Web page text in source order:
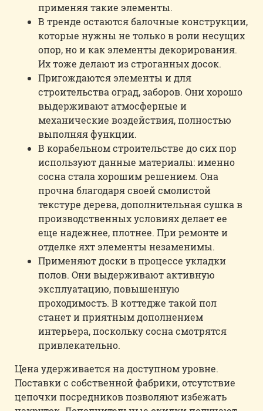
применяя такие элементы.
В тренде остаются балочные конструкции,
которые нужны не только в роли несущих
опор, но и как элементы декорирования.
Их тоже делают из строганных досок.
Пригождаются элементы и для
строительства оград, заборов. Они хорошо
выдерживают атмосферные и
механические воздействия, полностью
выполняя функции.
В корабельном строительстве до сих пор
используют данные материалы: именно
сосна стала хорошим решением. Она
прочна благодаря своей смолистой
текстуре дерева, дополнительная сушка в
производственных условиях делает ее
еще надежнее, плотнее. При ремонте и
отделке яхт элементы незаменимы.
Применяют доски в процессе укладки
полов. Они выдерживают активную
эксплуатацию, повышенную
проходимость. В коттедже такой пол
станет и приятным дополнением
интерьера, поскольку сосна смотрятся
привлекательно.
Цена удерживается на доступном уровне.
Поставки с собственной фабрики, отсутствие
цепочки посредников позволяют избежать